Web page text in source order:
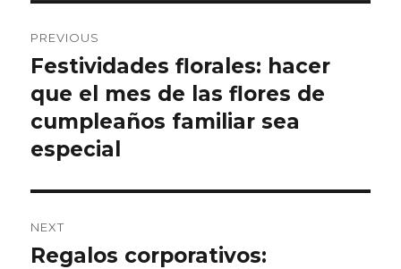
navigation
PREVIOUS
Previous
post:
Festividades florales: hacer
que el mes de las flores de
cumpleaños familiar sea
especial
NEXT
Next
Regalos corporativos: